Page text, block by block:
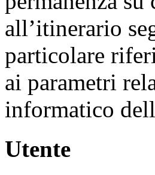
all’itinerario
particolare
ai parametri
informatico
Utente